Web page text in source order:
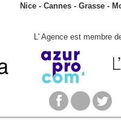
Nice - Cannes - Grasse -
L' Agence est membre